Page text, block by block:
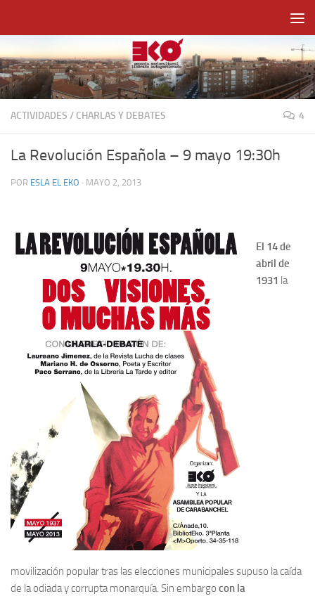
ACTIVIDADES / CHARLAS Y DEBATES 4
La Revolución Española – 9 mayo 19:30h
POR ESLA EL EKO · MAYO 2, 2013
El 14 de
abril de
1931 la
movilización popular tras las elecciones municipales supuso la caída
de la odiada y corrupta monarquía. Sin embargo con la